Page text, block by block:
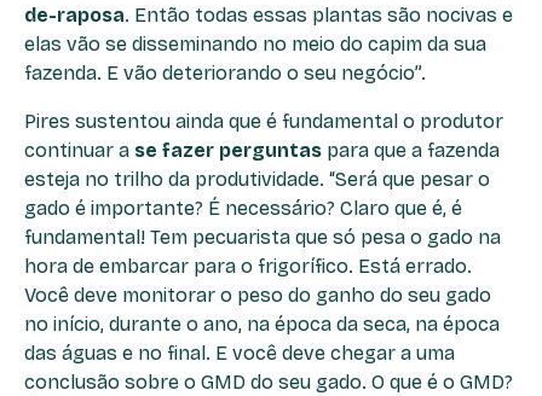
de-raposa. Então todas essas plantas são nocivas e
elas vão se disseminando no meio do capim da sua
fazenda. E vão deteriorando o seu negócio”.
Pires sustentou ainda que é fundamental o produtor
continuar a se fazer perguntas para que a fazenda
esteja no trilho da produtividade. “Será que pesar o
gado é importante? É necessário? Claro que é, é
fundamental! Tem pecuarista que só pesa o gado na
hora de embarcar para o frigorífico. Está errado.
Você deve monitorar o peso do ganho do seu gado
no início, durante o ano, na época da seca, na época
das águas e no final. E você deve chegar a uma
conclusão sobre o GMD do seu gado. O que é o GMD?